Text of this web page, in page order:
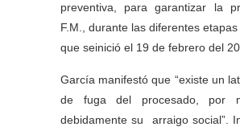
preventiva, para garantizar la
F.M., durante las diferentes
que seinició el 19 de febrero del
García manifestó que “existe un
de fuga del procesado, por
debidamente su arraigo social”.